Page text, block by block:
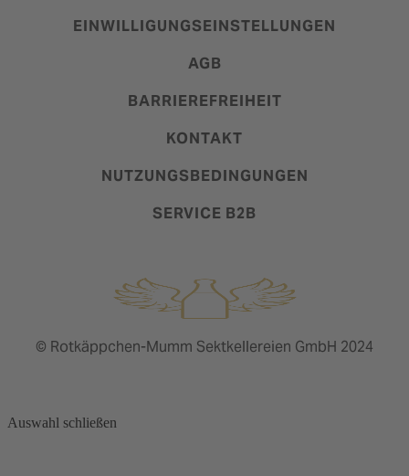
EINWILLIGUNGSEINSTELLUNGEN
AGB
BARRIEREFREIHEIT
KONTAKT
NUTZUNGSBEDINGUNGEN
SERVICE B2B
© Rotkäppchen-Mumm Sektkellereien GmbH 2024
Auswahl schließen